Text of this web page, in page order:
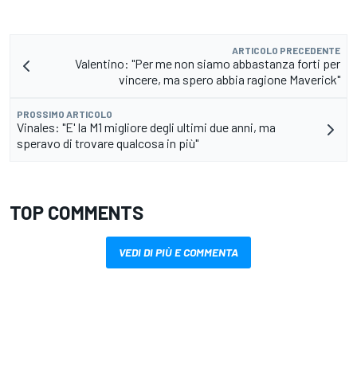
ARTICOLO PRECEDENTE
Valentino: "Per me non siamo abbastanza forti per
vincere, ma spero abbia ragione Maverick"
PROSSIMO ARTICOLO
Vinales: "E' la M1 migliore degli ultimi due anni, ma
speravo di trovare qualcosa in più"
TOP COMMENTS
VEDI DI PIÙ E COMMENTA